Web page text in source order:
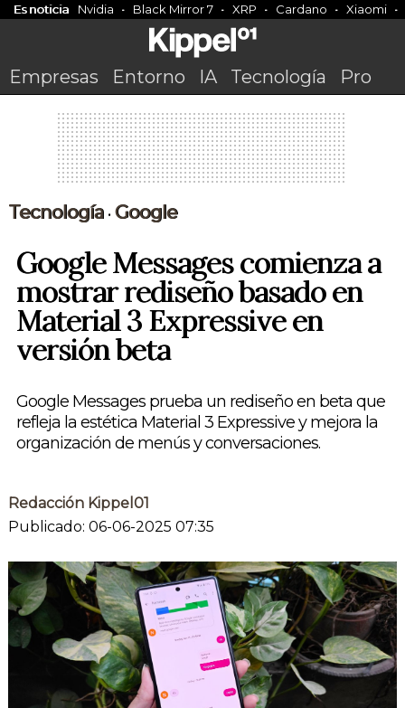
Es noticia Nvidia Black Mirror 7 XRP Cardano Xiaomi
Empresas Entorno IA Tecnología Pro
Tecnología• Google
Google Messages comienza a
mostrar rediseño basado en
Material 3 Expressive en
versión beta
Google Messages prueba un rediseño en beta que
refleja la estética Material 3 Expressive y mejora la
organización de menús y conversaciones.
Redacción Kippel01
Publicado: 06-06-2025 07:35